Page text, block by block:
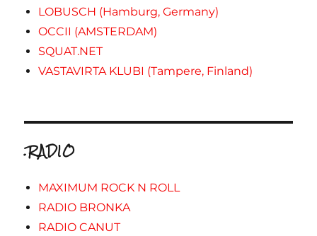
LOBUSCH (Hamburg, Germany)
OCCII (AMSTERDAM)
SQUAT.NET
VASTAVIRTA KLUBI (Tampere, Finland)
.RADIO
MAXIMUM ROCK N ROLL
RADIO BRONKA
RADIO CANUT